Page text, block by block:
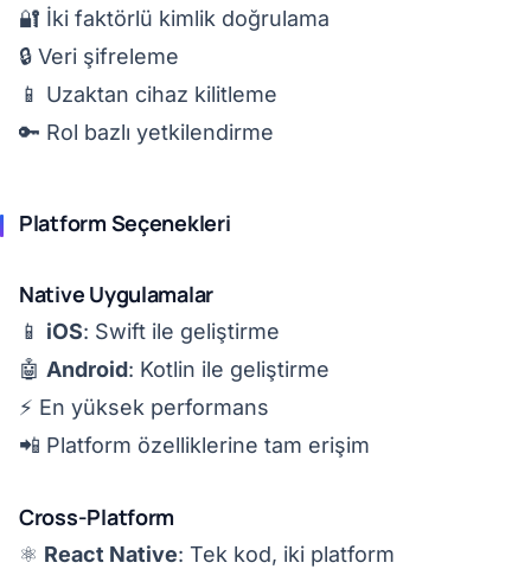
🔐 İki faktörlü kimlik doğrulama
🔒 Veri şifreleme
📱 Uzaktan cihaz kilitleme
🔑 Rol bazlı yetkilendirme
Platform Seçenekleri
Native Uygulamalar
📱 iOS: Swift ile geliştirme
🤖 Android: Kotlin ile geliştirme
⚡ En yüksek performans
📲 Platform özelliklerine tam erişim
Cross-Platform
⚛️ React Native: Tek kod, iki platform